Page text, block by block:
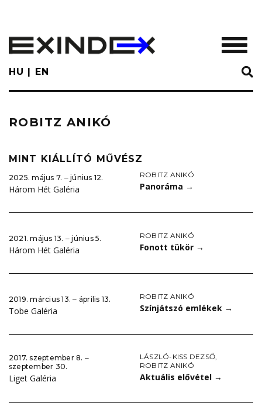
main
content
HU EN
ROBITZ ANIKÓ
MINT KIÁLLÍTÓ MŰVÉSZ
2025. május 7. ‒ június 12.
Három Hét Galéria
ROBITZ ANIKÓ
Panoráma →
2021. május 13. ‒ június 5.
Három Hét Galéria
ROBITZ ANIKÓ
Fonott tükör →
2019. március 13. ‒ április 13.
Tobe Galéria
ROBITZ ANIKÓ
Színjátszó emlékek →
2017. szeptember 8. ‒
szeptember 30.
Liget Galéria
LÁSZLÓ-KISS DEZSŐ,
ROBITZ ANIKÓ
Aktuális elővétel →